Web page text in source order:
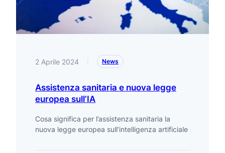
2 Aprile 2024 News
Assistenza sanitaria e nuova legge
europea sull’IA
Cosa significa per l’assistenza sanitaria la
nuova legge europea sull’intelligenza artificiale